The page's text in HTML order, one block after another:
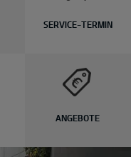
SERVICE-TERMIN
ANGEBOTE